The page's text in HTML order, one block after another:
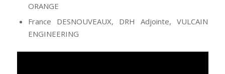
ORANGE
France DESNOUVEAUX, DRH Adjointe, VULCAIN
ENGINEERING